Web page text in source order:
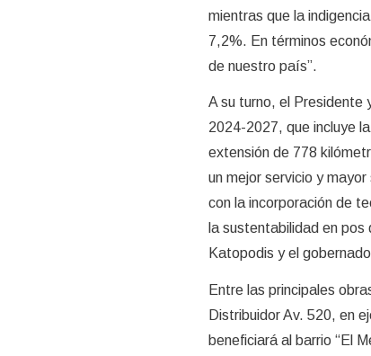
mientras que la
7,2%. En términos
de nuestro país”.
A su turno, el Presidente
2024-2027, que incluye
extensión de 778
un mejor servicio y
con la incorporación de
la sustentabilidad en pos
Katopodis y el
Entre las principales
Distribuidor Av. 520, en
beneficiará al barrio “El